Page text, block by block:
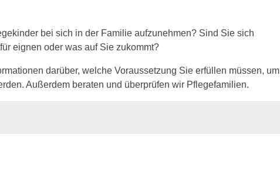
bei sich in der Familie aufzunehmen? Sind Sie sich
eignen oder was auf Sie zukommt?
darüber, welche Voraussetzung Sie erfüllen müssen, um
Außerdem beraten und überprüfen wir Pflegefamilien.